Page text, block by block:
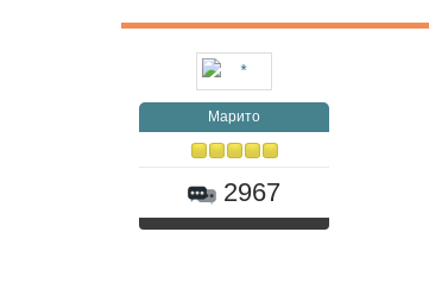
Марито
2967